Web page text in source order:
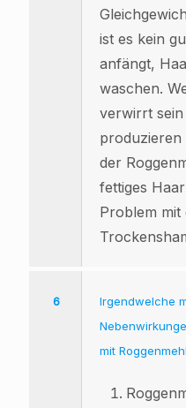
ist es kein
anfängt,
waschen.
verwirrt sein
produzieren
der
fettiges
Problem mit
6
Irgendwelche
mit